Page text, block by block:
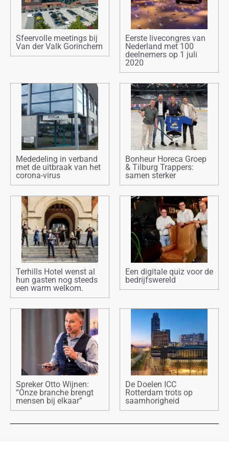
Sfeervolle meetings bij
Van der Valk Gorinchem
Eerste livecongres van
Nederland met 100
deelnemers op 1 juli
2020
Mededeling in verband
met de uitbraak van het
corona-virus
Bonheur Horeca Groep
& Tilburg Trappers:
samen sterker
Terhills Hotel wenst al
hun gasten nog steeds
een warm welkom.
Een digitale quiz voor de
bedrijfswereld
Spreker Otto Wijnen:
“Onze branche brengt
mensen bij elkaar”
De Doelen ICC
Rotterdam trots op
saamhorigheid